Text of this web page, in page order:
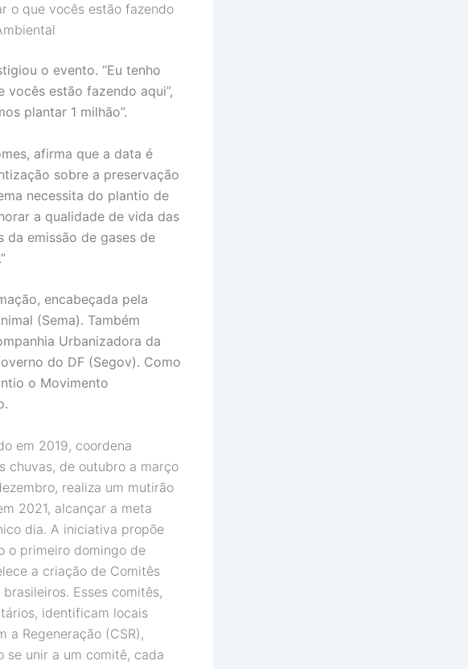
o que vocês estão fazendo
o evento. “Eu tenho
estão fazendo aqui”,
plantar 1 milhão”.
afirma que a data é
sobre a preservação
necessita do plantio de
a qualidade de vida das
da emissão de gases de
encabeçada pela
(Sema). Também
Urbanizadora da
do DF (Segov). Como
o Movimento
em 2019, coordena
chuvas, de outubro a março
realiza um mutirão
2021, alcançar a meta
dia. A iniciativa propõe
o primeiro domingo de
a criação de Comitês
Esses comitês,
identificam locais
a Regeneração (CSR),
se unir a um comitê, cada